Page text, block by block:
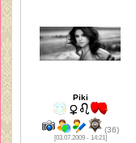
Piki
(36)
[03.07.2009 - 14:21]